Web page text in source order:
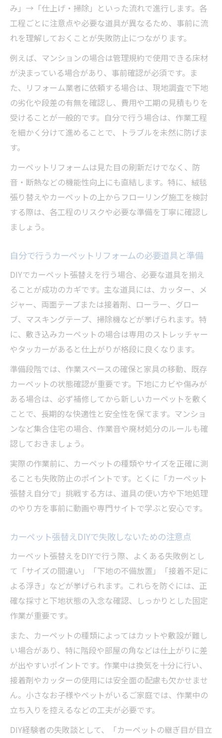
み」→「仕上げ・掃除」といった流れで進行します。各
工程ごとに注意点や必要な道具が異なるため、事前に流
れを理解しておくことが失敗防止につながります。
例えば、マンションの場合は管理規約で使用できる床材
が決まっている場合があり、事前確認が必須です。ま
た、リフォーム業者に依頼する場合は、現地調査で下地
の劣化や段差の有無を確認し、費用や工期の見積もりを
受けることが一般的です。自分で行う場合は、作業工程
を細かく分けて進めることで、トラブルを未然に防げま
す。
カーペットリフォームは見た目の刷新だけでなく、防
音・断熱などの機能性向上にも直結します。特に、絨毯
張り替えやカーペットの上からフローリング施工を検討
する際は、各工程のリスクや必要な準備を丁寧に確認し
ましょう。
自分で行うカーペットリフォームの必要道具と準備
DIYでカーペット張替えを行う場合、必要な道具を揃え
ることが成功のカギです。主な道具には、カッター、メ
ジャー、両面テープまたは接着剤、ローラー、グロー
ブ、マスキングテープ、掃除機などが挙げられます。特
に、敷き込みカーペットの場合は専用のストレッチャー
やタッカーがあると仕上がりが格段に良くなります。
準備段階では、作業スペースの確保と家具の移動、既存
カーペットの状態確認が重要です。下地にカビや傷みが
ある場合は、必ず補修してから新しいカーペットを敷く
ことで、長期的な快適性と安全性を保てます。マンショ
ンなど集合住宅の場合、作業音や廃材処分のルールも確
認しておきましょう。
実際の作業前に、カーペットの種類やサイズを正確に測
ることも失敗防止のポイントです。とくに「カーペット
張替え自分で」挑戦する方は、道具の使い方や下地処理
のやり方を事前に動画や専門サイトで学ぶと安心です。
カーペット張替えDIYで失敗しないための注意点
カーペット張替えをDIYで行う際、よくある失敗例とし
て「サイズの間違い」「下地の不備放置」「接着不足に
よる浮き」などが挙げられます。これらを防ぐには、正
確な採寸と下地状態の入念な確認、しっかりとした固定
作業が重要です。
また、カーペットの種類によってはカットや敷設が難し
い場合があり、特に階段や部屋の角などは仕上がりに差
が出やすいポイントです。作業中は換気を十分に行い、
接着剤やカッターの使用には安全面の配慮も欠かせませ
ん。小さなお子様やペットがいるご家庭では、作業中の
立ち入りを控えるなどの工夫が必要です。
DIY経験者の失敗談として、「カーペットの継ぎ目が目立